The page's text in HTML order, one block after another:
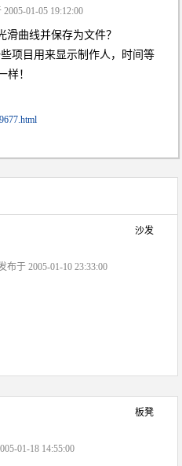
01-05 19:12:00
滑曲线并保存为文件？
项目用来显示制作人，时间等
样！
沙发
布于 2005-01-10 23:33:00
板凳
01-18 14:55:00